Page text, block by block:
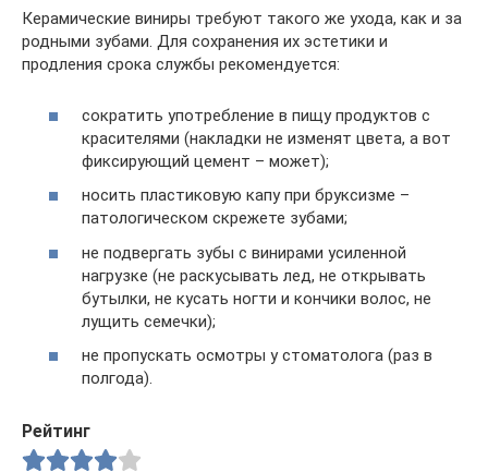
Керамические виниры требуют такого же ухода, как и за
родными зубами. Для сохранения их эстетики и
продления срока службы рекомендуется:
сократить употребление в пищу продуктов с
красителями (накладки не изменят цвета, а вот
фиксирующий цемент – может);
носить пластиковую капу при бруксизме –
патологическом скрежете зубами;
не подвергать зубы с винирами усиленной
нагрузке (не раскусывать лед, не открывать
бутылки, не кусать ногти и кончики волос, не
лущить семечки);
не пропускать осмотры у стоматолога (раз в
полгода).
Рейтинг